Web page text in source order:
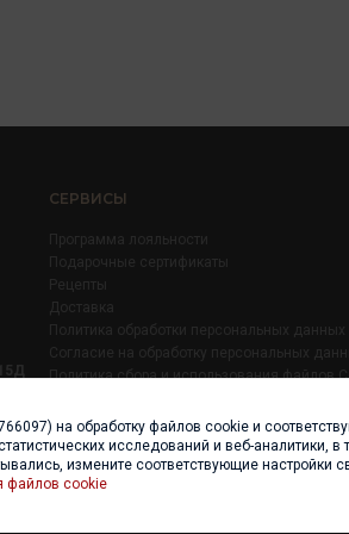
СЕРВИСЫ
Программа лояльности
Подарочные сертификаты
Рецепты
Доставка
Политика обработки персональных данных
Согласие на обработку персональных
Политика сбора и использования файлов
на обработку файлов cookie и
исследований и веб-аналитики, в
измените соответствующие настройки
файлов cookie